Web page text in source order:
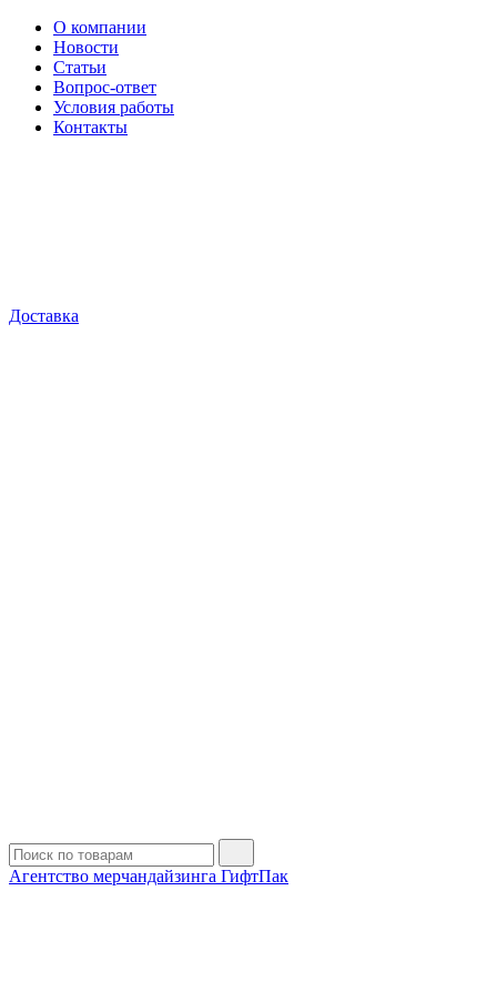
О компании
Новости
Статьи
Вопрос-ответ
Условия работы
Контакты
Доставка
Агентство мерчандайзинга ГифтПак